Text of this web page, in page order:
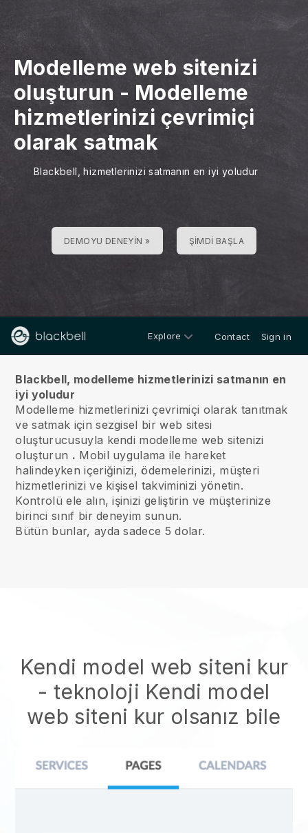
Modelleme web sitenizi
oluşturun - Modelleme
hizmetlerinizi çevrimiçi
olarak satmak
Blackbell, hizmetlerinizi satmanın en iyi yoludur
DEMOYU DENEYIN » ŞIMDI BAŞLA
Explore Contact Sign in
Blackbell, modelleme hizmetlerinizi satmanın en
iyi yoludur
Modelleme hizmetlerinizi çevrimiçi olarak tanıtmak
ve satmak için sezgisel bir web sitesi
oluşturucusuyla kendi modelleme web sitenizi
oluşturun . Mobil uygulama ile hareket
halindeyken içeriğinizi, ödemelerinizi, müşteri
hizmetlerinizi ve kişisel takviminizi yönetin.
Kontrolü ele alın, işinizi geliştirin ve müşterinize
birinci sınıf bir deneyim sunun.
Bütün bunlar, ayda sadece 5 dolar.
Kendi model web siteni kur
- teknoloji Kendi model
web siteni kur olsanız bile